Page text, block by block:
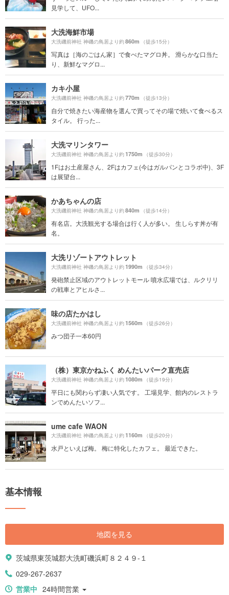
見学して、UFO...
大洗海鮮市場
大洗磯前神社 神磯の鳥居より約860m （徒歩15分）
写真は［海のごはん家］で食べたマグロ丼。 滑らかな口当た
り、新鮮なマグロ...
カキ小屋
大洗磯前神社 神磯の鳥居より約770m （徒歩13分）
自分で焼きたい海産物を選んで買ってその場で焼いて食べるス
タイル。 行った...
大洗マリンタワー
大洗磯前神社 神磯の鳥居より約1750m （徒歩30分）
1Fはお土産屋さん、2Fはカフェ(今はガルパンとコラボ中)、3F
は展望台...
かあちゃんの店
大洗磯前神社 神磯の鳥居より約840m （徒歩14分）
有名店。大洗観光する場合は行く人が多い。 生しらす丼が有
名。
大洗リゾートアウトレット
大洗磯前神社 神磯の鳥居より約1990m （徒歩34分）
発砲禁止区域のアウトレットモール 噴水広場では、ルクリリ
の戦車とアヒルさ...
味の店たかはし
大洗磯前神社 神磯の鳥居より約1560m （徒歩26分）
みつ団子一本60円
（株）東京かねふく めんたいパーク直売店
大洗磯前神社 神磯の鳥居より約1080m （徒歩19分）
平日にも関わらず凄い人気です。 工場見学、館内のレストラ
ンでめんたいソフ...
ume cafe WAON
大洗磯前神社 神磯の鳥居より約1160m （徒歩20分）
水戸といえば梅。 梅に特化したカフェ。 最近できた。
基本情報
地図を見る
茨城県東茨城郡大洗町磯浜町８２４９-１
029-267-2637
営業中 24時間営業